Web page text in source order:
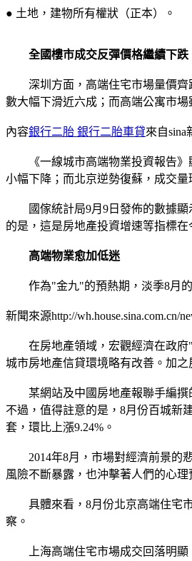
● 土地，建物所有權狀（正本）。
全國樓市成交反彈價格繼續下跌
深圳方面，高端住宅市場量價齊跌
數大幅下滑近六成；而高端公寓市
內容銀行二胎 銀行二胎車貸來自sina
《一線城市高端物業投資報告》顯
小幅下降；而北京逆勢復蘇，成交量
國傢統計局9月9日發佈的數據顯示
的是，這是房地產投資增速等指標在
高端物業愈加低迷
作為"金九"的預熱期，淡季8月的
新聞來源http://wh.house.sina.com.cn/
在房地產領域，宏觀經濟在政府"
城市房地產信貸環境略有改善。加
某網站及中國房地產報聯手編撰的
不過，值得註意的是，8月份百城新
套，環比上漲9.24%。
2014年8月，市場對經濟前景的悲
風險不斷暴露，也沖擊著人們的心
具體來看，8月份北京高端住宅市
察。
上海高端住宅市場成交回落明顯